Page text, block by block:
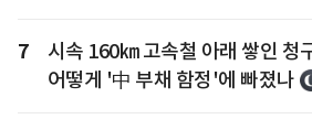
7
시속 160㎞ 고속철 아래 쌓인
어떻게 '中 부채 함정'에 빠졌나